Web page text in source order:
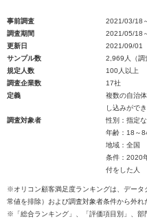
事前調査
2021/03/18
調査期間
2021/05/18
更新日
2021/09/01
サンプル数
2,969人（調
規定人数
100人以上
調査企業数
17社
定義
複数の自治
し込みがで
調査対象者
性別：指定な
年齢：18～
地域：全国
条件：2020
付をした人
※オリコン顧客満足度ランキングは、デー
常値を排除）および調査対象者条件から外れ
※「総合ランキング」、「評価項目別」、部